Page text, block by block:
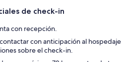
de check-in
con recepción.
con anticipación al hospedaje
sobre el check-in.